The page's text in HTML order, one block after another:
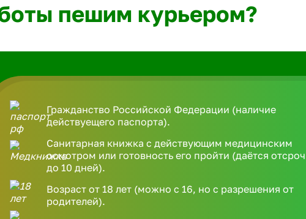
пешим курьером?
Гражданство Российской Федерации (наличие
действуещего паспорта).
Санитарная книжка с действующим медицинским
осмотром или готовность его пройти (даётся
до 10 дней).
Возраст от 18 лет (можно с 16, но с разрешения от
родителей).